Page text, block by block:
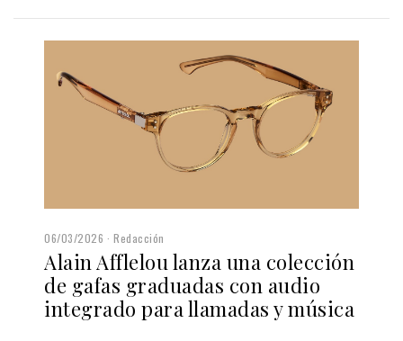
06/03/2026 Redacción
Alain Afflelou lanza una colección
de gafas graduadas con audio
integrado para llamadas y música